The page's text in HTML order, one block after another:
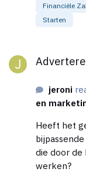
Financiële
Starten
jeroni
en
Heeft het
die door de
werken?